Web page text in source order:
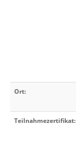
Ort:
Teilnahmezertifikat: